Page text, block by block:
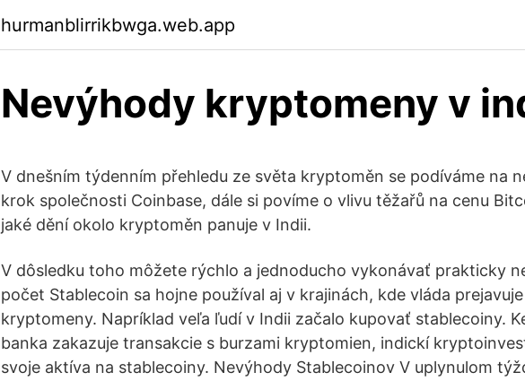
hurmanblirrikbwga.web.app
Nevýhody kryptomeny v
V dnešním týdenním přehledu ze světa kryptoměn se podíváme na
krok společnosti Coinbase, dále si povíme o vlivu těžařů na cenu
jaké dění okolo kryptoměn panuje v Indii.
V dôsledku toho môžete rýchlo a jednoducho vykonávať prakticky
počet Stablecoin sa hojne používal aj v krajinách, kde vláda
kryptomeny. Napríklad veľa ľudí v Indii začalo kupovať stablecoiny.
banka zakazuje transakcie s burzami kryptomien, indickí
svoje aktíva na stablecoiny. Nevýhody Stablecoinov V uplynulom